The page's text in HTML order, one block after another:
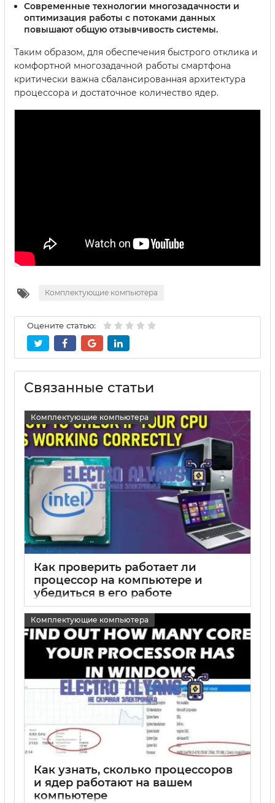
Современные технологии многозадачности и
оптимизация работы с потоками данных
повышают общую отзывчивость системы.
Таким образом, для обеспечения быстрого отклика и
комфортной многозадачной работы смартфона
критически важна сбалансированная архитектура
процессора и достаточное количество ядер.
Комплектующие компьютера
Оцените статью:
Связанные статьи
Комплектующие компьютера
Как проверить работает ли
процессор на компьютере и
убедиться в его работе
Комплектующие компьютера
Как узнать, сколько процессоров
и ядер работают на вашем
компьютере